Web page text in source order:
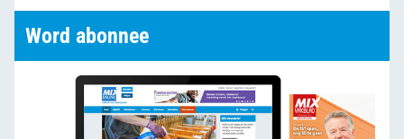
Word abonnee